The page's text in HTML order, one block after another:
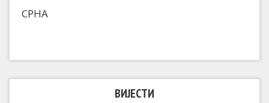
СРНА
ВИЈЕСТИ